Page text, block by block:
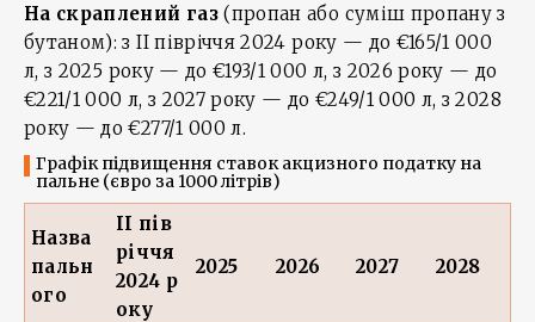
На скраплений газ(пропан або суміш пропану з
бутаном): з II півріччя 2024 року — до €165/1 000
л, з 2025 року — до €193/1 000 л, з 2026 року — до
€221/1 000 л, з 2027 року — до €249/1 000 л, з 2028
року — до €277/1 000 л.
Графік підвищення ставок акцизного податку на
пальне (євро за 1000 літрів)
Назва
пальн
ого
II пів
річчя
2024 р
оку
2025 2026 2027 2028